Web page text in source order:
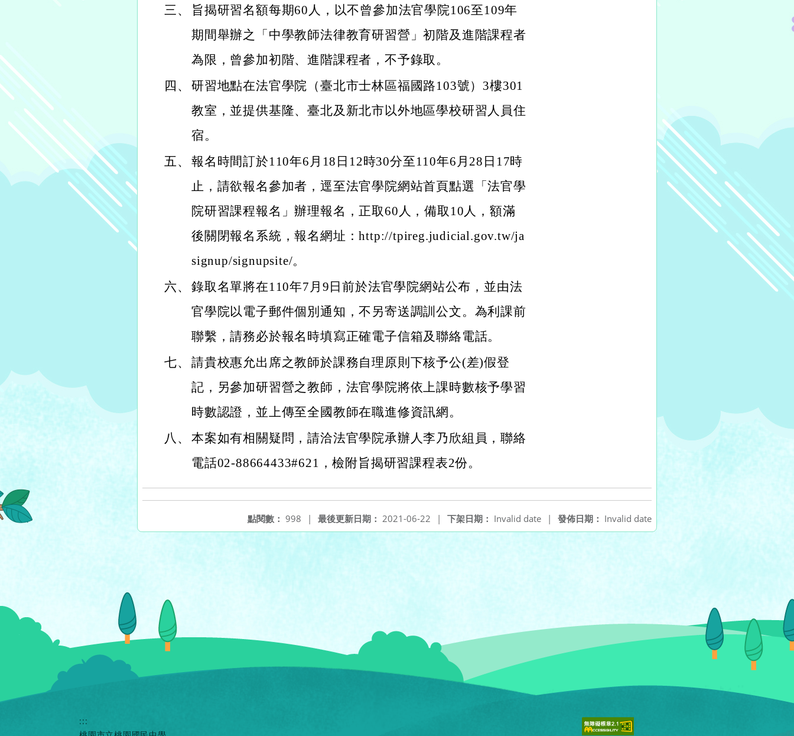
三、
旨揭研習名額每期60人，以不曾參加法官學院106至109年
期間舉辦之「中學教師法律教育研習營」初階及進階課程者
為限，曾參加初階、進階課程者，不予錄取。
四、 研習地點在法官學院（臺北市士林區福國路103號）3樓301
教室，並提供基隆、臺北及新北市以外地區學校研習人員住
宿。
五、 報名時間訂於110年6月18日12時30分至110年6月28日17時
止，請欲報名參加者，逕至法官學院網站首頁點選「法官學
院研習課程報名」辦理報名，正取60人，備取10人，額滿
後關閉報名系統，報名網址：http://tpireg.judicial.gov.tw/ja
signup/signupsite/。
六、 錄取名單將在110年7月9日前於法官學院網站公布，並由法
官學院以電子郵件個別通知，不另寄送調訓公文。為利課前
聯繫，請務必於報名時填寫正確電子信箱及聯絡電話。
七、 請貴校惠允出席之教師於課務自理原則下核予公(差)假登
記，另參加研習營之教師，法官學院將依上課時數核予學習
時數認證，並上傳至全國教師在職進修資訊網。
八、 本案如有相關疑問，請洽法官學院承辦人李乃欣組員，聯絡
電話02-88664433#621，檢附旨揭研習課程表2份。
發佈日期： Invalid date
下架日期： Invalid date |
最後更新日期： 2021-06-22 |
點閱數： 998 |
:::